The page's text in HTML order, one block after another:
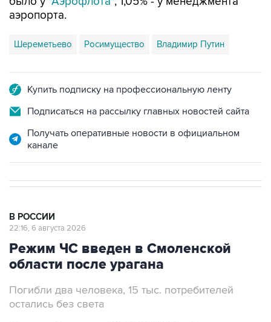
аэропорта.
Шереметьево Росимущество Владимир Путин
Купить подписку на профессиональную ленту
Подписаться на рассылку главных новостей сайта
Получать оперативные новости в официальном
канале
В РОССИИ
22:16, 6 августа 2026
Режим ЧС введен в Смоленской
области после урагана
Погибли два человека, 15 тыс. потребителей
остались без света